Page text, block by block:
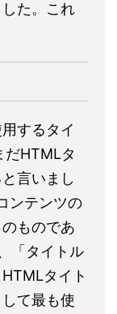
た。これ
するタイ
だHTMLタ
言いまし
ンテンツの
ものであ
「タイトル
タイト
て最も使